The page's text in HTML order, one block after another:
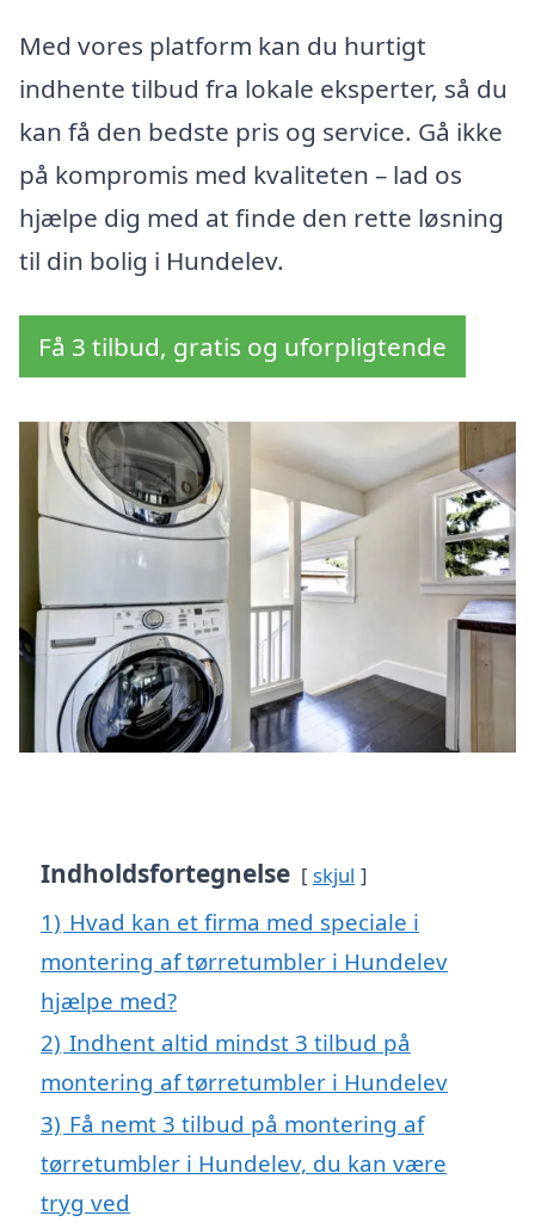
Med vores platform kan du hurtigt
indhente tilbud fra lokale eksperter, så du
kan få den bedste pris og service. Gå ikke
på kompromis med kvaliteten – lad os
hjælpe dig med at finde den rette løsning
til din bolig i Hundelev.
Få 3 tilbud, gratis og uforpligtende
Indholdsfortegnelse skjul
1) Hvad kan et firma med speciale i
montering af tørretumbler i Hundelev
hjælpe med?
2) Indhent altid mindst 3 tilbud på
montering af tørretumbler i Hundelev
3) Få nemt 3 tilbud på montering af
tørretumbler i Hundelev, du kan være
tryg ved